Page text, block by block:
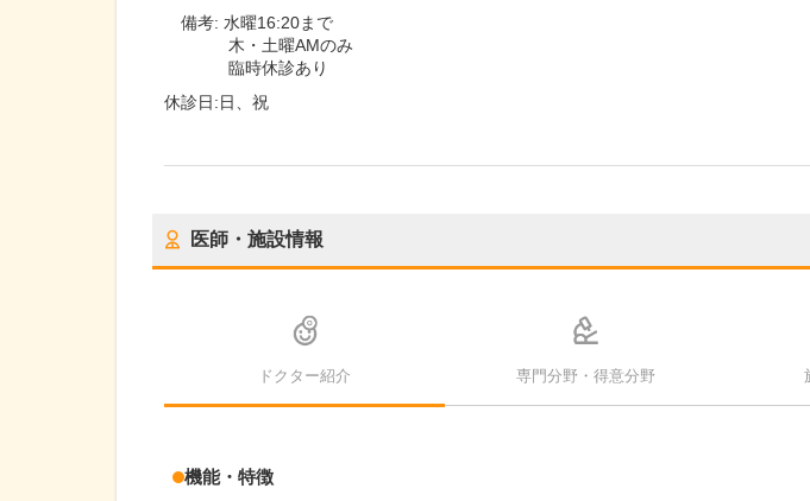
備考:水曜16:20まで
木・土曜AMのみ
臨時休診あり
休診日:日、祝
医師・施設情報
ドクター紹介 専門分野・得意分野
機能・特徴